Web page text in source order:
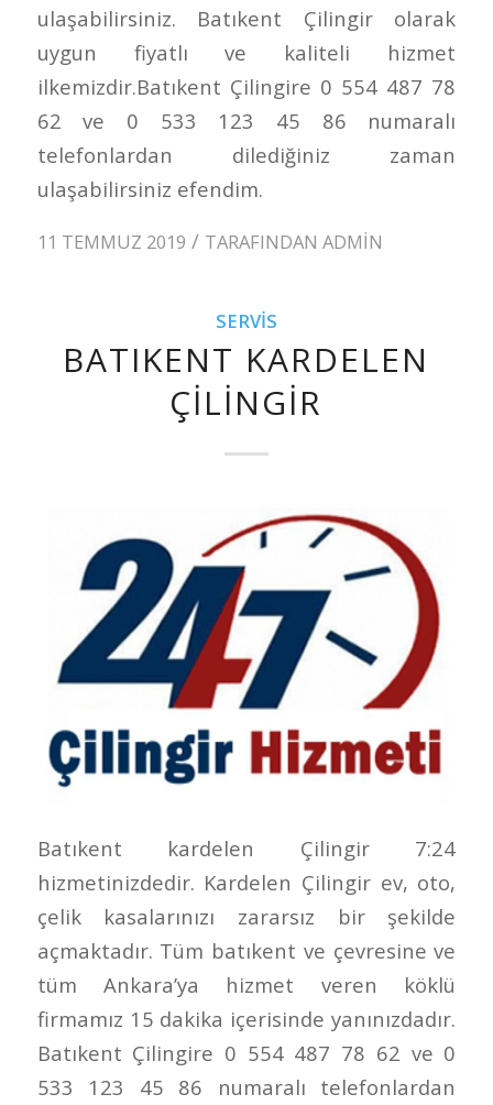
ulaşabilirsiniz. Batıkent Çilingir olarak
uygun fiyatlı ve kaliteli hizmet
ilkemizdir.Batıkent Çilingire 0 554 487 78
62 ve 0 533 123 45 86 numaralı
telefonlardan dilediğiniz zaman
ulaşabilirsiniz efendim.
11 TEMMUZ 2019 / TARAFINDAN ADMIN
SERVIS
BATIKENT KARDELEN
ÇILINGIR
Batıkent kardelen Çilingir 7:24
hizmetinizdedir. Kardelen Çilingir ev, oto,
çelik kasalarınızı zararsız bir şekilde
açmaktadır. Tüm batıkent ve çevresine ve
tüm Ankara’ya hizmet veren köklü
firmamız 15 dakika içerisinde yanınızdadır.
Batıkent Çilingire 0 554 487 78 62 ve 0
533 123 45 86 numaralı telefonlardan